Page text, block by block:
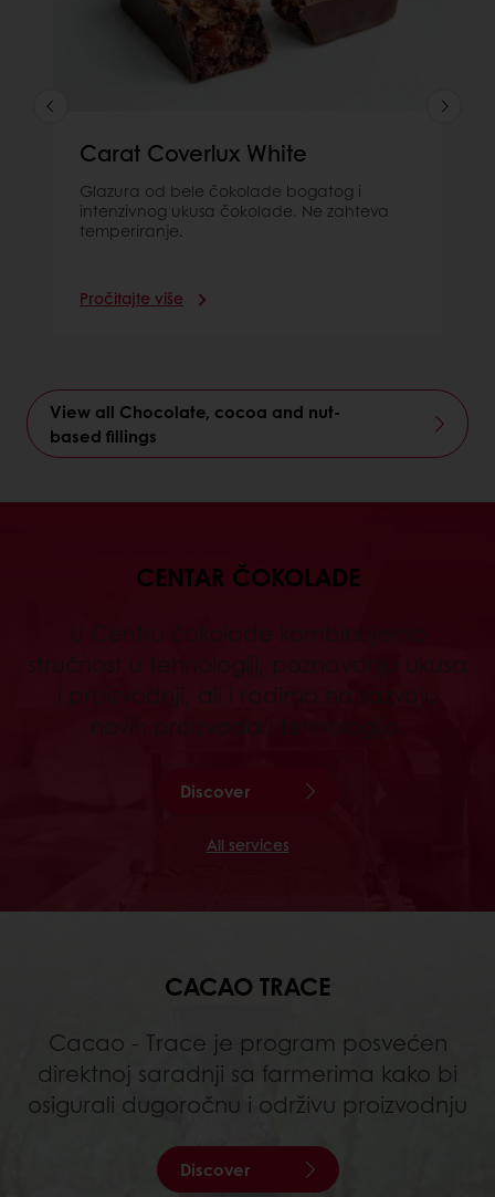
Carat Coverlux White
Glazura od bele čokolade bogatog i
intenzivnog ukusa čokolade. Ne zahteva
temperiranje.
Pročitajte više
View all Chocolate, cocoa and nut-
based fillings
CENTAR ČOKOLADE
U Centru čokolade kombinujemo
stručnost u tehnologiji, poznavanju ukusa
i proizvodnji, ali i radimo na razvoju
novih proizvoda i tehnologija.
Discover
All services
CACAO TRACE
Cacao - Trace je program posvećen
direktnoj saradnji sa farmerima kako bi
osigurali dugoročnu i održivu proizvodnju
Discover